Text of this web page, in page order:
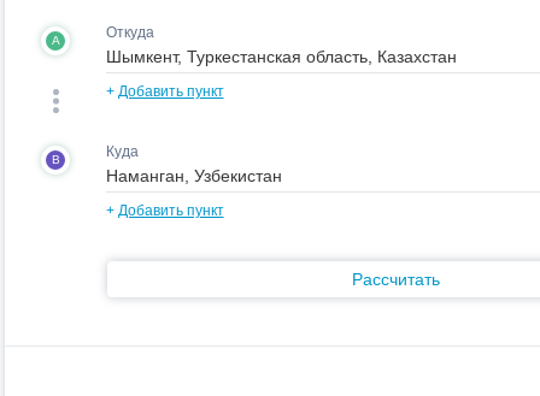
A Откуда
+ Добавить пункт
B Куда
+ Добавить пункт
Рассчитать